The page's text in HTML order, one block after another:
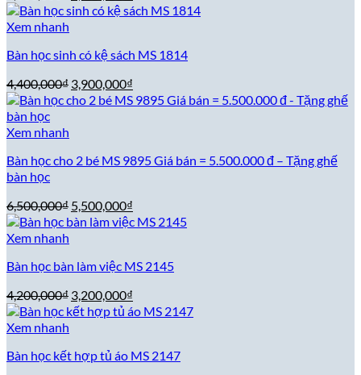
gốc
hiện
3,500,000₫.
Xem nhanh
Bàn học sinh có kệ sách MS 1814
4,400,000₫ Giá
gốc
3,900,000₫
hiện
Xem nhanh
Bàn học cho 2 bé MS 9895 Giá bán = 5.500.000 đ – Tặng ghế
bàn học
6,500,000₫ Giá
gốc
5,500,000₫
hiện
5,500,000₫.
Xem nhanh
Bàn học bàn làm việc MS 2145
4,200,000₫ Giá
gốc
3,200,000₫
hiện
3,200,000₫.
Xem nhanh
Bàn học kết hợp tủ áo MS 2147